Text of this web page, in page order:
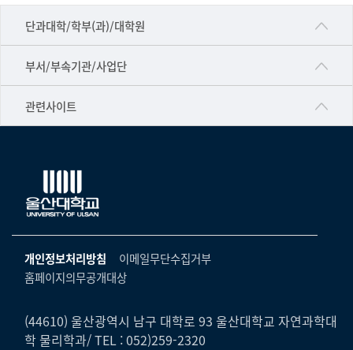
단과대학/학부(과)/대학원
■인문대학
▷국어국문학부
▷일본어·일본학과
▷프랑스어·프랑스학과
▷스페인·중남미학과
▷철학·상담학과
■사회과학대학
▷사회과학부
부서/부속기관/사업단
공동기기센터
공학교육혁신센터
국제교류처
기초과학연구소
물리BK 미래혁신응집물질물리인재교육연구단
미래기술혁신융합형인재양성센터
관련사이트
건강가정지원센터
교수협의회
노동조합
생명윤리위원회
온라인 기술거래 플랫폼
울산대신문
울산대학교병원
개인정보처리방침
이메일무단수집거부
홈페이지의무공개대상
(44610) 울산광역시 남구 대학로 93 울산대학교 자연과학대
학 물리학과/ TEL : 052)259-2320